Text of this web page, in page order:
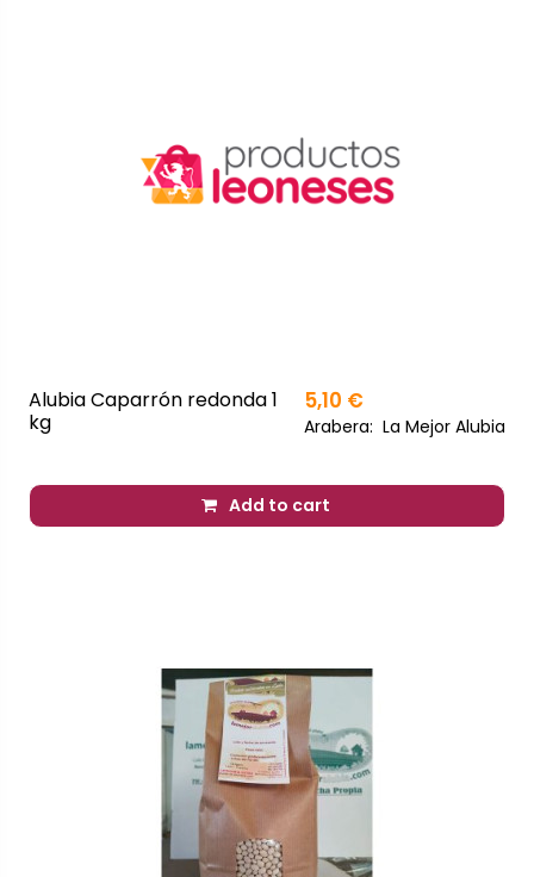
Alubia Caparrón redonda 1
kg
5,10 €
Arabera: La Mejor Alubia
Add to cart